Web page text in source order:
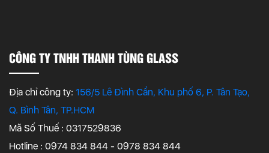
CÔNG TY TNHH THANH TÙNG GLASS
Địa chỉ công ty: 156/5 Lê Đình Cẩn, Khu phố 6, P. Tân Tạo,
Q. Bình Tân, TP.HCM
Mã Số Thuế : 0317529836
Hotline : 0974 834 844 - 0978 834 844